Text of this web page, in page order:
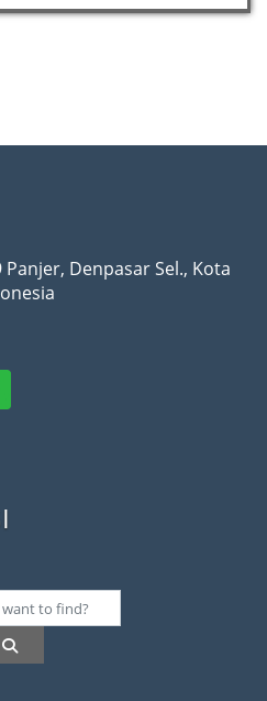
Panjer, Denpasar Sel., Kota